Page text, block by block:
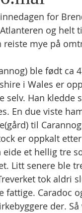
for
og helt
reiste mye på
ble født ca
i Wales er
selv. Han
En due viste
til
er oppkalt
eide et hellig tre
Litt senere ble
tok aldri
fattige. Caradoc
der.